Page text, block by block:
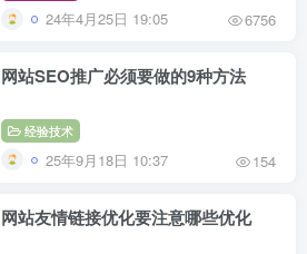
24年4月25日 19:05 6756
网站SEO推广必须要做的9种方法
经验技术
25年9月18日 10:37 154
网站友情链接优化要注意哪些优化